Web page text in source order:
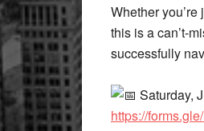
Whether
this is a can’t-
successfully
Saturday,
https://